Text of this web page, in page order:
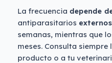
La frecuencia depende
antiparasitarios externos
semanas, mientras que
meses. Consulta
producto o a tu